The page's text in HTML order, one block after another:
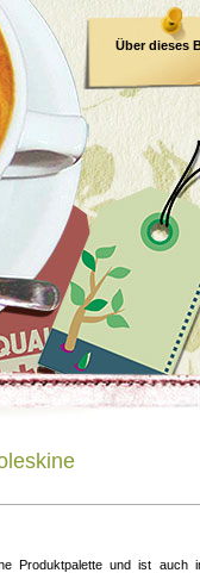
Über dieses
Produktpalette und ist auch